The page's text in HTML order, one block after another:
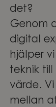
det?
Genom
digital
hjälper
teknik till
värde.
mellan